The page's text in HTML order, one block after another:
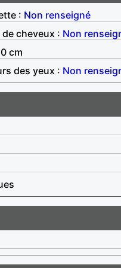
: Non renseigné
de cheveux : Non
cm
des yeux : Non